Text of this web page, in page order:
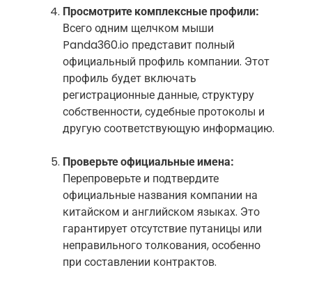
Просмотрите комплексные профили:
Всего одним щелчком мыши
Panda360.io представит полный
официальный профиль компании. Этот
профиль будет включать
регистрационные данные, структуру
собственности, судебные протоколы и
другую соответствующую информацию.
Проверьте официальные имена:
Перепроверьте и подтвердите
официальные названия компании на
китайском и английском языках. Это
гарантирует отсутствие путаницы или
неправильного толкования, особенно
при составлении контрактов.